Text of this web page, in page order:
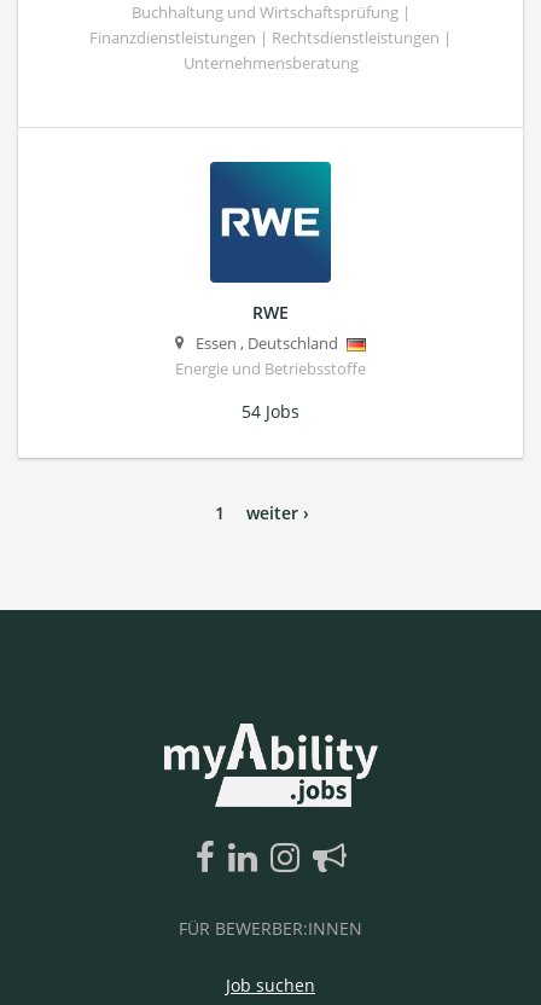
Buchhaltung und Wirtschaftsprüfung |
Finanzdienstleistungen | Rechtsdienstleistungen |
Unternehmensberatung
RWE
Essen , Deutschland
Energie und Betriebsstoffe
54 Jobs
1 weiter ›
FÜR BEWERBER:INNEN
Job suchen